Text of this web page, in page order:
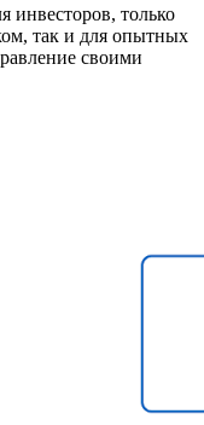
инвесторов, только
так и для опытных
своими